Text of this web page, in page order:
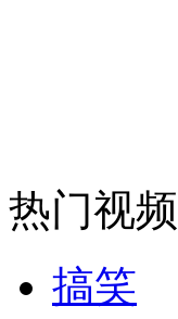
纽约上演“枕头
司机酒驾遇交警
热门视
搞笑